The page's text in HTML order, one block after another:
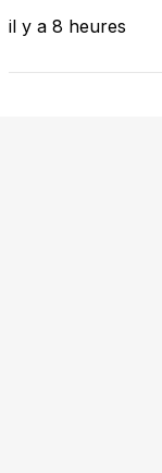
il y a 8 heures